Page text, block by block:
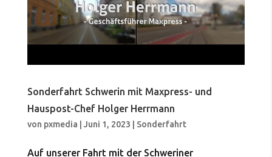
Sonderfahrt Schwerin mit Maxpress- und
Hauspost-Chef Holger Herrmann
von pxmedia | Juni 1, 2023 | Sonderfahrt
Auf unserer Fahrt mit der Schweriner